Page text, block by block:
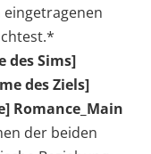
des Sims]
des Ziels]
Romance_Main
der beiden